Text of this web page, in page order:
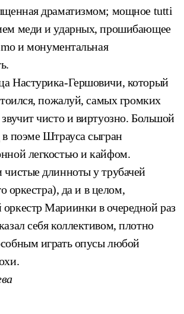
драматизмом; мощное tutti
меди и ударных, прошибающее
и монументальная
Настурика-Гершовичи, который
пожалуй, самых громких
чисто и виртуозно. Большой
поэме Штрауса сыгран
легкостью и кайфом.
длинноты у трубачей
оркестра), да и в целом,
Мариинки в очередной раз
себя коллективом, плотно
играть опусы любой